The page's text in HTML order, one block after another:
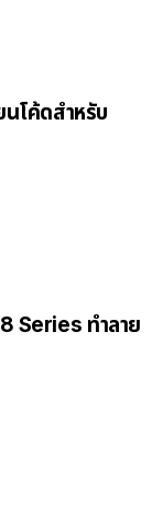
โค้ดสำหรับ
Series ทำลาย